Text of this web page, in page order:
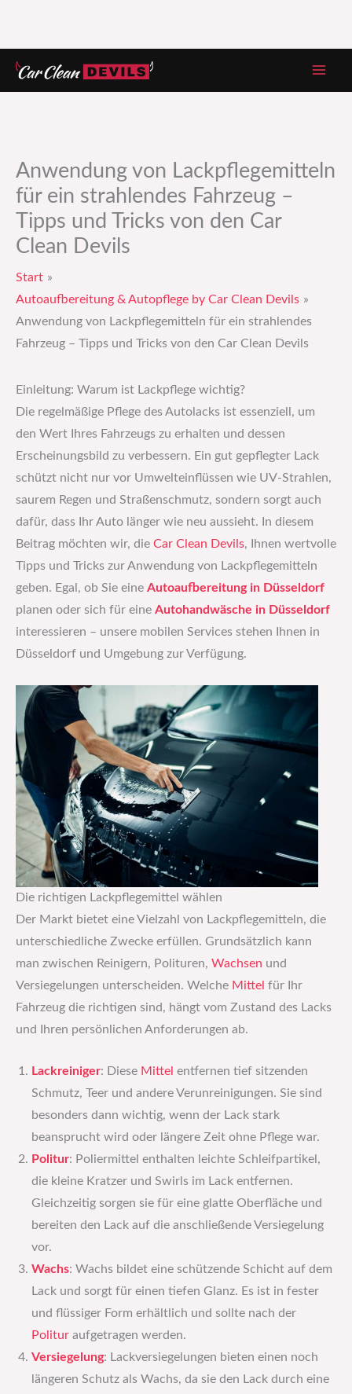
Zum
Inhalt
Anwendung von Lackpflegemitteln
für ein strahlendes Fahrzeug –
Tipps und Tricks von den Car
Clean Devils
Start
Autoaufbereitung & Autopflege by Car Clean Devils
Anwendung von Lackpflegemitteln für ein strahlendes
Fahrzeug – Tipps und Tricks von den Car Clean Devils
Einleitung: Warum ist Lackpflege wichtig?
Die regelmäßige Pflege des Autolacks ist essenziell, um
den Wert Ihres Fahrzeugs zu erhalten und dessen
Erscheinungsbild zu verbessern. Ein gut gepflegter Lack
schützt nicht nur vor Umwelteinflüssen wie UV-Strahlen,
saurem Regen und Straßenschmutz, sondern sorgt auch
dafür, dass Ihr Auto länger wie neu aussieht. In diesem
Beitrag möchten wir, die Car Clean Devils, Ihnen wertvolle
Tipps und Tricks zur Anwendung von Lackpflegemitteln
geben. Egal, ob Sie eine Autoaufbereitung in Düsseldorf
planen oder sich für eine Autohandwäsche in Düsseldorf
interessieren – unsere mobilen Services stehen Ihnen in
Düsseldorf und Umgebung zur Verfügung.
Die richtigen Lackpflegemittel wählen
Der Markt bietet eine Vielzahl von Lackpflegemitteln, die
unterschiedliche Zwecke erfüllen. Grundsätzlich kann
man zwischen Reinigern, Polituren, Wachsen und
Versiegelungen unterscheiden. Welche Mittel für Ihr
Fahrzeug die richtigen sind, hängt vom Zustand des Lacks
und Ihren persönlichen Anforderungen ab.
Lackreiniger: Diese Mittel entfernen tief sitzenden
Schmutz, Teer und andere Verunreinigungen. Sie sind
besonders dann wichtig, wenn der Lack stark
beansprucht wird oder längere Zeit ohne Pflege war.
Politur: Poliermittel enthalten leichte Schleifpartikel,
die kleine Kratzer und Swirls im Lack entfernen.
Gleichzeitig sorgen sie für eine glatte Oberfläche und
bereiten den Lack auf die anschließende Versiegelung
vor.
Wachs: Wachs bildet eine schützende Schicht auf dem
Lack und sorgt für einen tiefen Glanz. Es ist in fester
und flüssiger Form erhältlich und sollte nach der
Politur aufgetragen werden.
Versiegelung: Lackversiegelungen bieten einen noch
längeren Schutz als Wachs, da sie den Lack durch eine